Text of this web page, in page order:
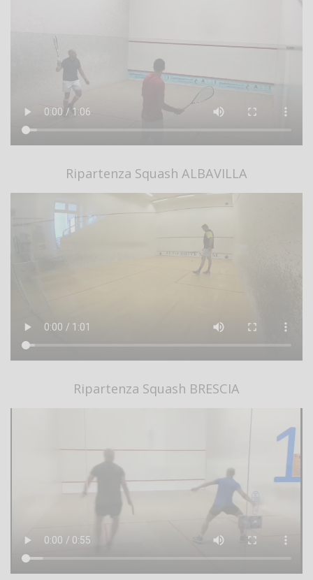
Ripartenza Squash ALBAVILLA
Ripartenza Squash BRESCIA